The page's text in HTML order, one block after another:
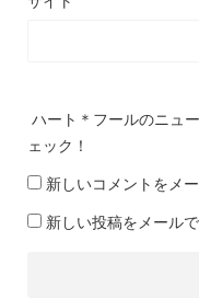
ハート＊フールのニュ
ェック！
新しいコメントをメ
新しい投稿をメール